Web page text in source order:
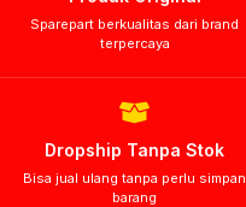
Sparepart berkualitas dari brand
terpercaya
Dropship Tanpa Stok
Bisa jual ulang tanpa perlu simpan
barang